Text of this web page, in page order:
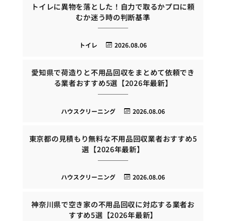
トイレに異物を落とした！自力で取るかプロに頼
むか迷う時の判断基準
2026.08.06
トイレ
愛知県で荷造りと不用品回収をまとめて依頼でき
る業者おすすめ5選【2026年最新】
2026.08.06
ハウスクリーニング
東京都の見積もり無料な不用品回収業者おすすめ5
選【2026年最新】
2026.08.06
ハウスクリーニング
神奈川県で空き家の不用品回収に対応する業者お
すすめ5選【2026年最新】